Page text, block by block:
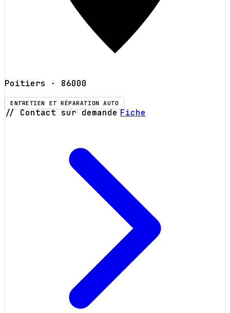
Poitiers · 86000
ENTRETIEN ET RÉPARATION AUTO
// Contact sur demande Fiche